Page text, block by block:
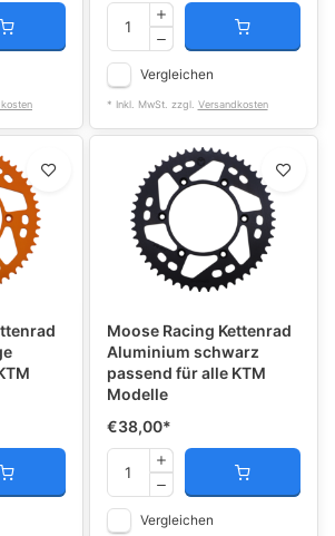
Vergleichen
* Inkl. MwSt. zzgl. Versandkosten
Moose Racing Kettenrad
Aluminium schwarz
passend für alle KTM
Modelle
€38,00*
Vergleichen